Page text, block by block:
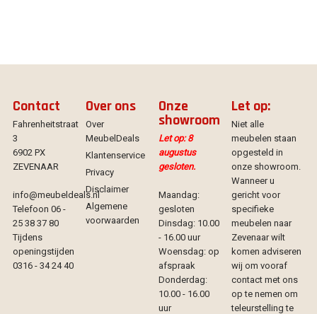
Contact
Fahrenheitstraat
3
6902 PX
ZEVENAAR
info@meubeldeals.nl
Telefoon 06 -
25 38 37 80
Tijdens
openingstijden
0316 - 34 24 40
Over ons
Over
MeubelDeals
Klantenservice
Privacy
Disclaimer
Algemene
voorwaarden
Onze
showroom
Let op: 8
augustus
gesloten.
Maandag:
gesloten
Dinsdag: 10.00
- 16.00 uur
Woensdag: op
afspraak
Donderdag:
10.00 - 16.00
uur
Let op:
Niet alle
meubelen staan
opgesteld in
onze showroom.
Wanneer u
gericht voor
specifieke
meubelen naar
Zevenaar wilt
komen adviseren
wij om vooraf
contact met ons
op te nemen om
teleurstelling te